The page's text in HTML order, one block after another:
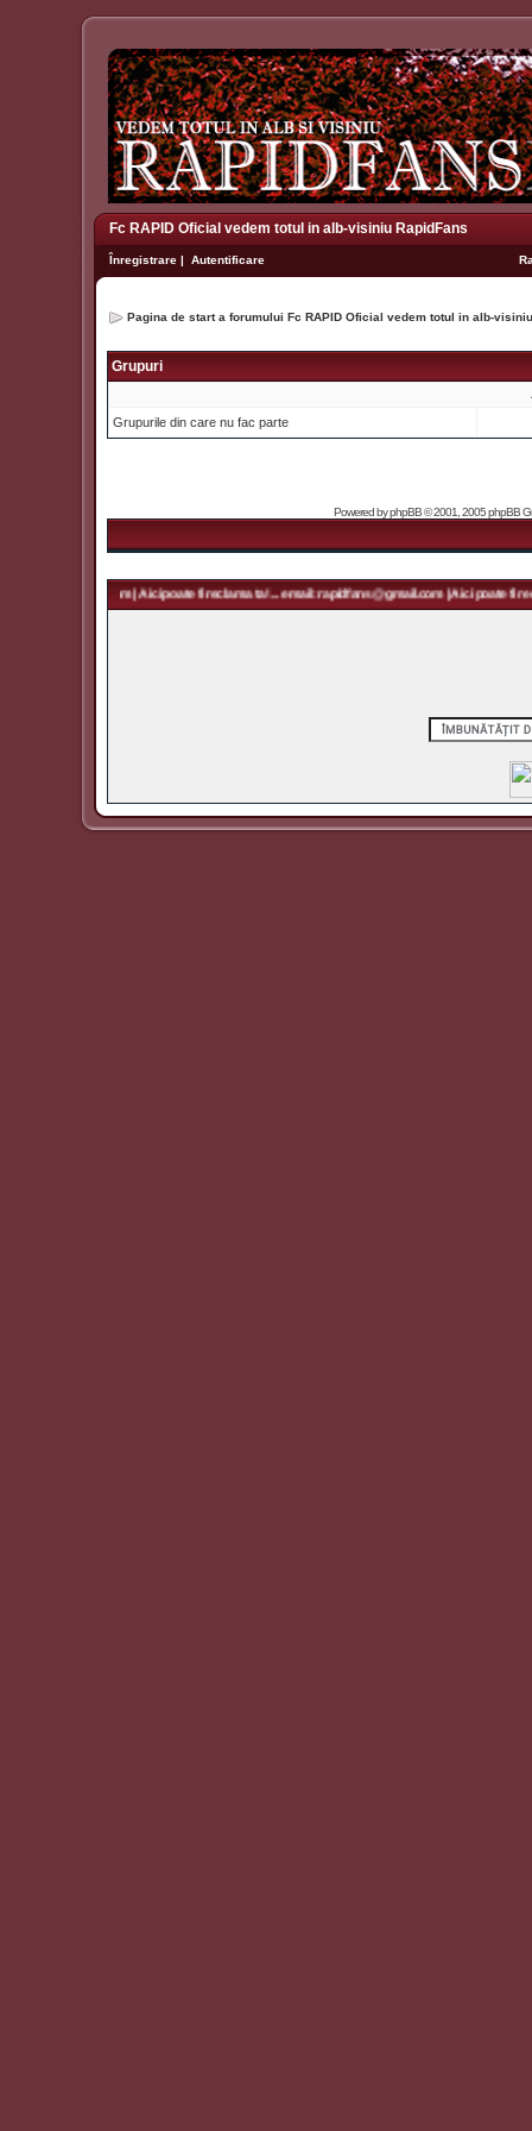
Fc RAPID Oficial vedem totul in alb-visiniu RapidFans
Înregistrare | Autentificare
Pagina de start a forumului Fc RAPID Oficial vedem totul in alb-
Grupuri
Grupurile din care nu fac parte
Powered byphpBB© 2001, 2005 phpBB
| Aici poate fi reclama ta! ... email: rapidfans@gmail.com | Aici poate fi